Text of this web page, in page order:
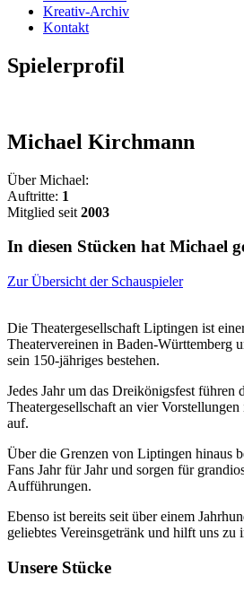
Kreativ-Archiv
Kontakt
Spielerprofil
Michael Kirchmann
Über Michael:
Auftritte: 1
Mitglied seit 2003
In diesen Stücken hat Michael
Zur Übersicht der Schauspieler
Die Theatergesellschaft Liptingen ist
Theatervereinen in Baden-Württemberg
sein 150-jähriges bestehen.
Jedes Jahr um das Dreikönigsfest
Theatergesellschaft an vier
auf.
Über die Grenzen von Liptingen hinaus
Fans Jahr für Jahr und sorgen für
Aufführungen.
Ebenso ist bereits seit über einem
geliebtes Vereinsgetränk und hilft uns zu
Unsere Stücke